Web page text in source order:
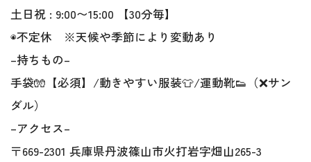
土日祝 : 9:00〜15:00 【30分毎】
◉不定休 ※天候や季節により変動あり
–持ちもの–
手袋🧤【必須】/動きやすい服装👕/運動靴👟（❌サン
ダル）
–アクセス–
〒669-2301 兵庫県丹波篠山市火打岩字畑山265-3